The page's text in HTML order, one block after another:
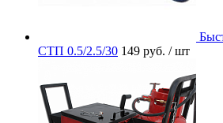
СТП 0.5/2.5/30 149 руб. / шт